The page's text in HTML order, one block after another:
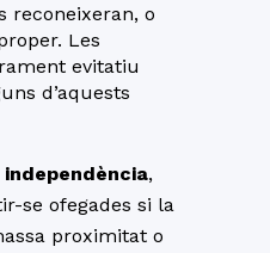
reconeixeran, o
Les
evitatiu
d’aquests
,
se ofegades si la
proximitat o